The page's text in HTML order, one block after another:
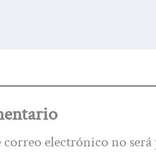
electrónico no será